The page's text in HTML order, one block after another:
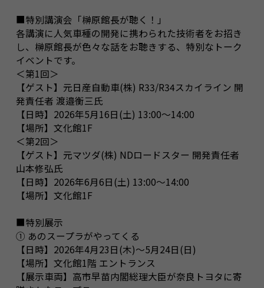
■特別講演会「榊原館長が聴く！」
各講演に人気車種の開発に携わられた技術者をお招き
し、榊原館長が色々な話をお聴きする、特別なトーク
イベントです。
＜第1回＞
【ゲスト】元日産自動車(株) R33/R34スカイライン 開
発責任者 渡邉衡三氏
【日時】2026年5月16日(土) 13:00～14:00
【場所】文化館1F
＜第2回＞
【ゲスト】元マツダ(株) NDロードスター 開発責任者
山本修弘氏
【日時】2026年6月6日(土) 13:00～14:00
【場所】文化館1F
■特別展示
① あのスープラがやってくる
【日時】2026年4月23日(木)～5月24日(日)
【場所】文化館1階 エントランス
【展示車両】高市早苗内閣総理大臣が奈良トヨタに寄